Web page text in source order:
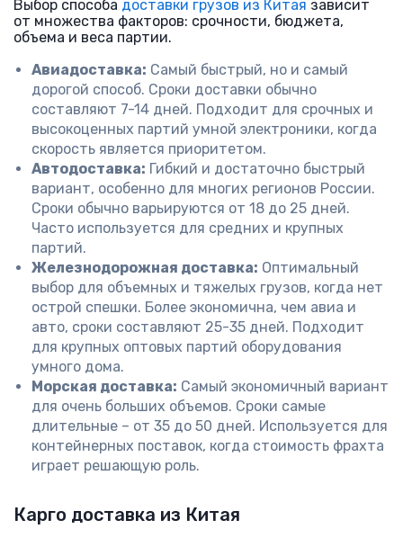
Выбор способа доставки грузов из Китая зависит
от множества факторов: срочности, бюджета,
объема и веса партии.
Авиадоставка: Самый быстрый, но и самый
дорогой способ. Сроки доставки обычно
составляют 7-14 дней. Подходит для срочных и
высокоценных партий умной электроники, когда
скорость является приоритетом.
Автодоставка: Гибкий и достаточно быстрый
вариант, особенно для многих регионов России.
Сроки обычно варьируются от 18 до 25 дней.
Часто используется для средних и крупных
партий.
Железнодорожная доставка: Оптимальный
выбор для объемных и тяжелых грузов, когда нет
острой спешки. Более экономична, чем авиа и
авто, сроки составляют 25-35 дней. Подходит
для крупных оптовых партий оборудования
умного дома.
Морская доставка: Самый экономичный вариант
для очень больших объемов. Сроки самые
длительные – от 35 до 50 дней. Используется для
контейнерных поставок, когда стоимость фрахта
играет решающую роль.
Карго доставка из Китая